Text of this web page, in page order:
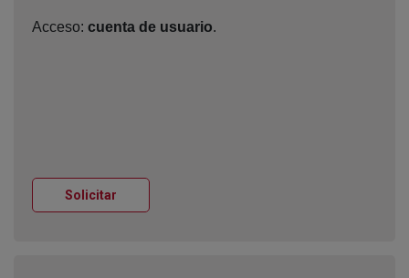
Acceso: cuenta de usuario.
Solicitar